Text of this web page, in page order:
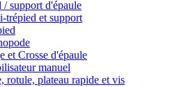
/ support d'épaule
trépied et support
et Crosse d'épaule
manuel
rotule, plateau rapide et vis